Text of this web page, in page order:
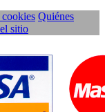
Quiénes
sitio